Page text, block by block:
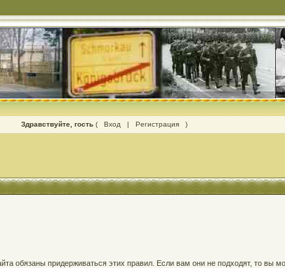
Здравствуйте, гость ( Вход | Регистрация )
обязаны придерживаться этих правил. Если вам они не подходят, то вы